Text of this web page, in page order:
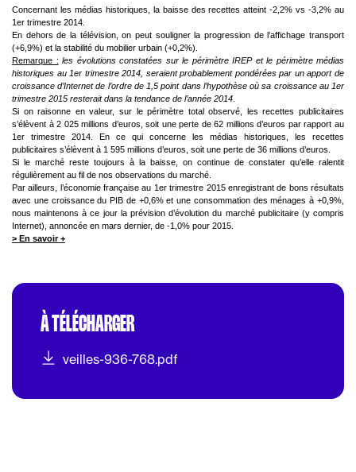
Concernant les médias historiques, la baisse des recettes atteint -2,2% vs -3,2% au
1er trimestre 2014.
En dehors de la télévision, on peut souligner la progression de l’affichage transport
(+6,9%) et la stabilité du mobilier urbain (+0,2%).
Remarque : les évolutions constatées sur le périmètre IREP et le périmètre médias
historiques au 1er trimestre 2014, seraient probablement pondérées par un apport de
croissance d’Internet de l’ordre de 1,5 point dans l’hypothèse où sa croissance au 1er
trimestre 2015 resterait dans la tendance de l’année 2014
Si on raisonne en valeur, sur le périmètre total observé, les recettes publicitaires
s’élèvent à 2 025 millions d’euros, soit une perte de 62 millions d’euros par rapport au
1er trimestre 2014. En ce qui concerne les médias historiques, les recettes
publicitaires s’élèvent à 1 595 millions d’euros, soit une perte de 36 millions d’euros.
Si le marché reste toujours à la baisse, on continue de constater qu’elle ralentit
régulièrement au fil de nos observations du marché.
Par ailleurs, l’économie française au 1er trimestre 2015 enregistrant de bons résultats
avec une croissance du PIB de +0,6% et une consommation des ménages à +0,9%,
nous maintenons à ce jour la prévision d’évolution du marché publicitaire (y compris
Internet), annoncée en mars dernier, de -1,0% pour 2015.
> En savoir +
À TÉLÉCHARGER
veilles-936-768.pdf